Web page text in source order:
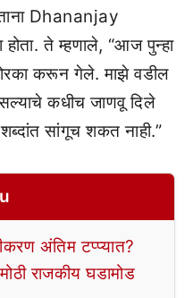
Dhananjay
ते म्हणाले, “आज पुन्हा
करून गेले. माझे वडील
कधीच जाणवू दिले
सांगूच शकत नाही.”
अंतिम टप्प्यात?
राजकीय घडामोड